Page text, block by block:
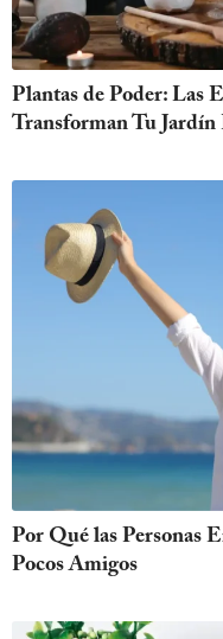
Plantas de Poder: Las
Transforman Tu
Por Qué las Personas
Pocos Amigos